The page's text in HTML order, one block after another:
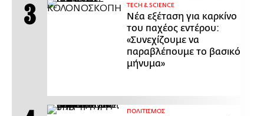
ΤECH & SCIENCE
Νέα εξέταση για καρκίνο
του παχέος εντέρου:
«Συνεχίζουμε να
παραβλέπουμε το βασικό
μήνυμα»
ΠΟΛΙΤΙΣΜΟΣ